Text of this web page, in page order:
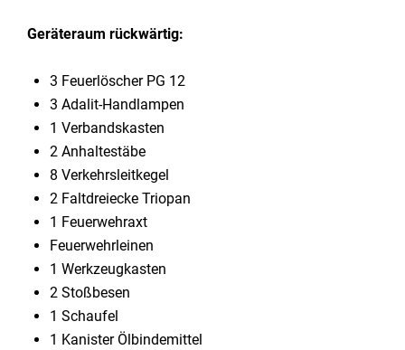
Geräteraum rückwärtig:
3 Feuerlöscher PG 12
3 Adalit-Handlampen
1 Verbandskasten
2 Anhaltestäbe
8 Verkehrsleitkegel
2 Faltdreiecke Triopan
1 Feuerwehraxt
Feuerwehrleinen
1 Werkzeugkasten
2 Stoßbesen
1 Schaufel
1 Kanister Ölbindemittel